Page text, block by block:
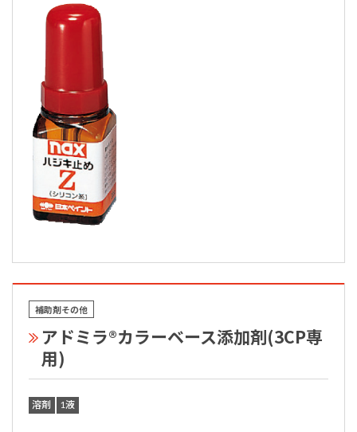
補助剤その他
アドミラ®カラーベース添加剤(3CP専
用)
溶剤 1液